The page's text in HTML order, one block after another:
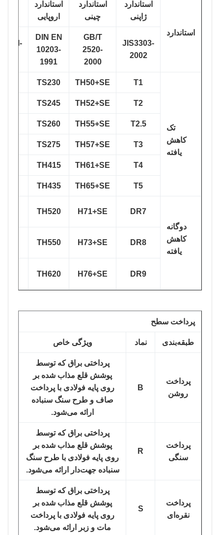
استاندارد
استاندارد
ژاپنی
استاندارد
چینی
استاندارد
اروپایی
JIS3303-
2002
GB/T
2520-
2000
DIN EN
10203-
1991
کاهش
TH50+SE
TS230
TH52+SE
TS245
T2.5
TH55+SE
TS260
TH57+SE
TS275
TH61+SE
TH415
TH65+SE
TH435
دوگانه
کاهش
DR7
H71+SE
TH520
DR8
H73+SE
TH550
DR9
H76+SE
TH620
پرداخت سطح
طبقه‌بندی ویژگی خاص
پرداخت
روشن
پرداختی براق که توسط
پوشش قلع مذاب شده بر
روی پایه فولادی با پرداخت
صاف و طرح سنگ سنباده
ارائه می‌شود.
پرداخت
سنگی
پرداختی براق که توسط
پوشش قلع مذاب شده بر
روی پایه فولادی با طرح سنگ
سنباده جهت‌دار ارائه می‌شود.
پرداخت
نقره‌ای
پرداختی براق که توسط
پوشش قلع مذاب شده بر
روی پایه فولادی با پرداخت
مات و زبر ارائه می‌شود.